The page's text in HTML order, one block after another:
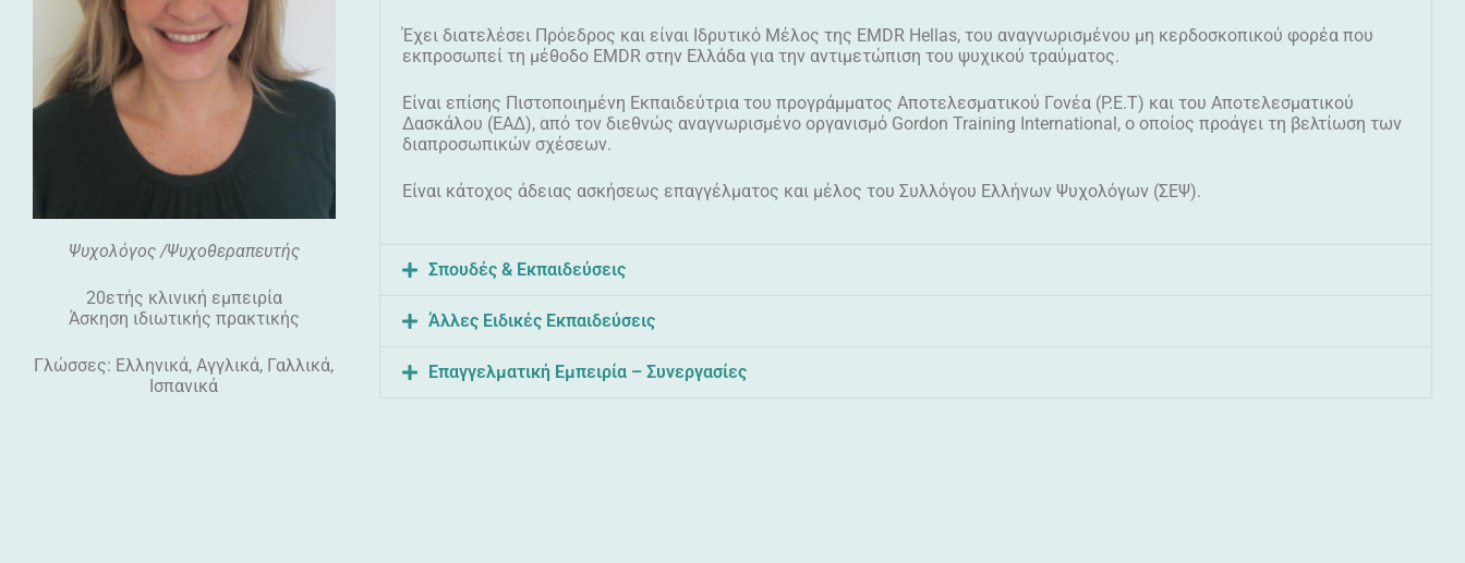
Ψυχολόγος /Ψυχοθεραπευτής
20ετής κλινική εμπειρία
Άσκηση ιδιωτικής πρακτικής
Γλώσσες: Ελληνικά, Αγγλικά, Γαλλικά,
Ισπανικά
Έχει διατελέσει Πρόεδρος και είναι Ιδρυτικό Μέλος της EMDR Hellas, του αναγνωρισμένου μη κερδοσκοπικού φορέα που
εκπροσωπεί τη μέθοδο EMDR στην Ελλάδα για την αντιμετώπιση του ψυχικού τραύματος.
Είναι επίσης Πιστοποιημένη Εκπαιδεύτρια του προγράμματος Αποτελεσματικού Γονέα (P.E.T) και του Αποτελεσματικού
Δασκάλου (ΕΑΔ), από τον διεθνώς αναγνωρισμένο οργανισμό Gordon Training International, ο οποίος προάγει τη βελτίωση των
διαπροσωπικών σχέσεων.
Είναι κάτοχος άδειας ασκήσεως επαγγέλματος και μέλος του Συλλόγου Ελλήνων Ψυχολόγων (ΣΕΨ).
Σπουδές & Εκπαιδεύσεις
Άλλες Ειδικές Εκπαιδεύσεις
Επαγγελματική Εμπειρία – Συνεργασίες